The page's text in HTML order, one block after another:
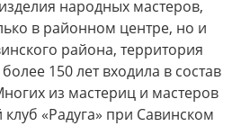
народных мастеров,
в районном центре, но и
района, территория
150 лет входила в состав
из мастериц и мастеров
«Радуга» при Савинском